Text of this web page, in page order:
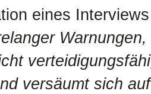
eines
versäumt sich